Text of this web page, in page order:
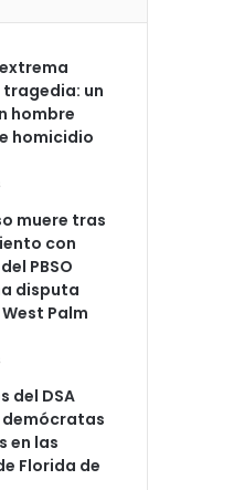
un
hombre
homicidio
muere tras
con
PBSO
disputa
Palm
del DSA
en las
Florida de